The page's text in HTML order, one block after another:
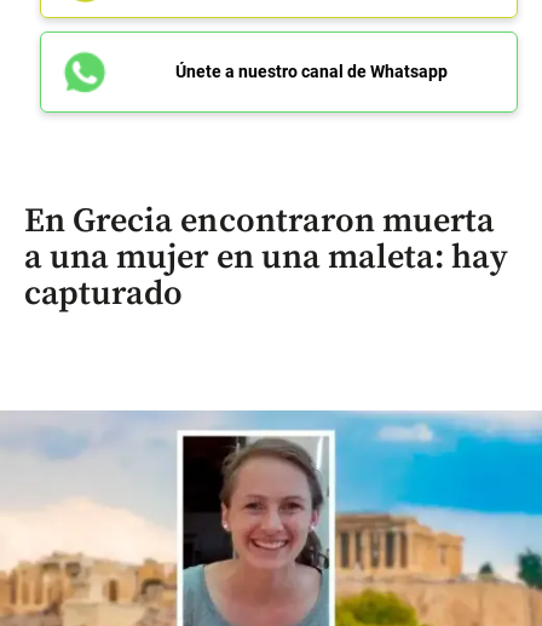
Únete a nuestro canal de Whatsapp
En Grecia encontraron muerta
a una mujer en una maleta: hay
capturado